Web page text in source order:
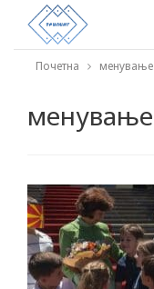
Почетна менување
менување